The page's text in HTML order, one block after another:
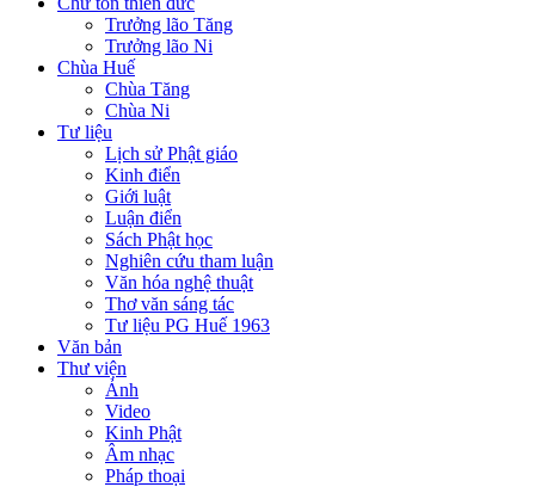
Trưởng lão Tăng
Trưởng lão Ni
Chùa Huế
Chùa Tăng
Chùa Ni
Tư liệu
Lịch sử Phật giáo
Kinh điển
Giới luật
Luận điển
Sách Phật học
Nghiên cứu tham luận
Văn hóa nghệ thuật
Thơ văn sáng tác
Tư liệu PG Huế 1963
Văn bản
Thư viện
Ảnh
Video
Kinh Phật
Âm nhạc
Pháp thoại